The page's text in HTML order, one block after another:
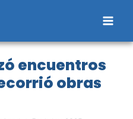
encuentros
obras